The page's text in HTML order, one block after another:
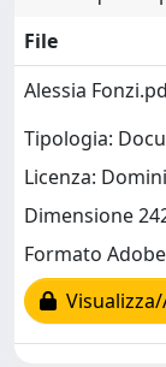
File
Alessia
Tipologia:
Licenza:
Dimensione
Formato